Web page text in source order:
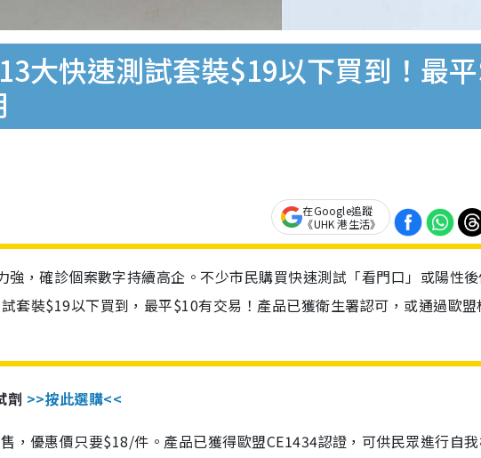
13大快速測試套裝$19以下買到！最
在Google追蹤
《UHK 港生活》
，確診個案數字持續高企。不少市民購買快速測試「看門口」或陽性
套裝$19以下買到，最平$10有交易！產品已獲衛生署認可，或通過歐盟
劑 >>按此選購<<
，優惠價只要$18/件。產品已獲得歐盟CE1434認證，可供民眾進行自